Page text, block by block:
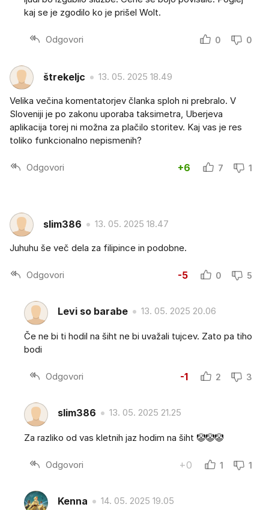
kaj se je zgodilo ko je prišel Wolt.
Odgovori 0 0
štrekeljc 13. 05. 2025 18.49
Velika večina komentatorjev članka sploh ni prebralo. V
Sloveniji je po zakonu uporaba taksimetra, Uberjeva
aplikacija torej ni možna za plačilo storitev. Kaj vas je res
toliko funkcionalno nepismenih?
Odgovori +6 7 1
slim386 13. 05. 2025 18.47
Juhuhu še več dela za filipince in podobne.
Odgovori -5 0 5
Levi so barabe 13. 05. 2025 20.06
Če ne bi ti hodil na šiht ne bi uvažali tujcev. Zato pa tiho
bodi
Odgovori -1 2 3
slim386 13. 05. 2025 21.25
Za razliko od vas kletnih jaz hodim na šiht 🤡🤡🤡
Odgovori +0 1 1
Kenna 14. 05. 2025 19.05